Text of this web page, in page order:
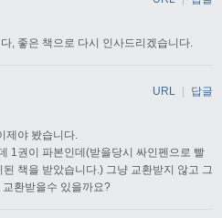
, 좋은 책으로 다시 인사드리겠습니다.
제야 봤습니다.
1권이 파본인데(받을당시 싸인펜으로 빨
책을 받았습니다.) 그냥 교환받지 않고 그
환받을수 있을까요?
URL | 답글